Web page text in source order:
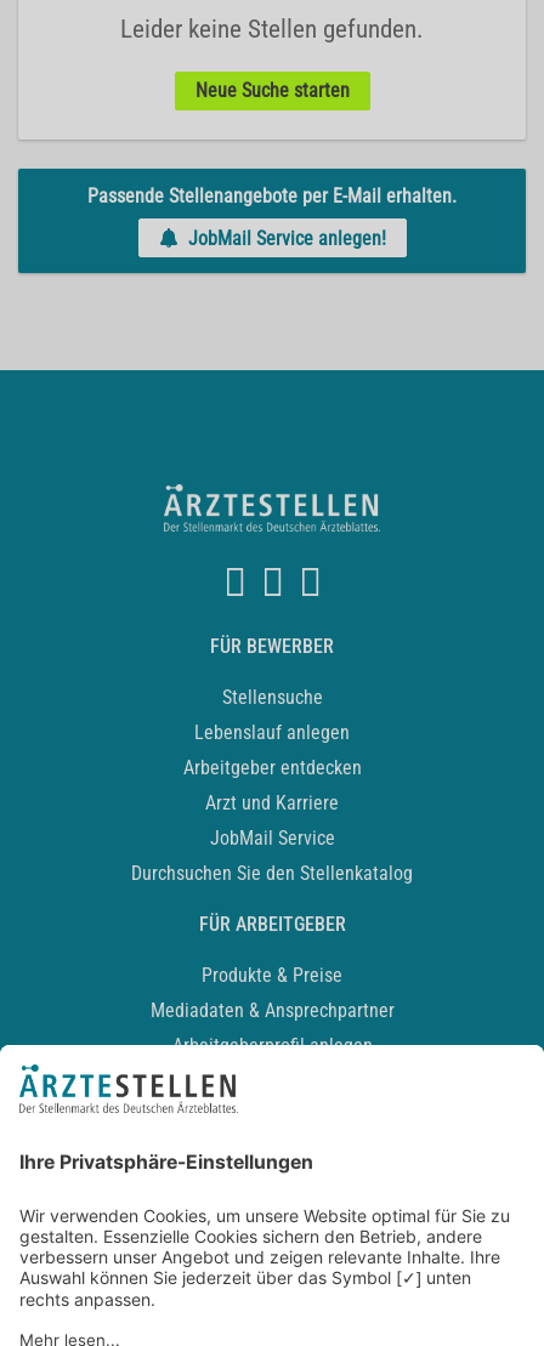
Leider keine Stellen gefunden.
Neue Suche starten
Passende Stellenangebote per E-Mail erhalten.
JobMail Service anlegen!
FÜR BEWERBER
Stellensuche
Lebenslauf anlegen
Arbeitgeber entdecken
Arzt und Karriere
JobMail Service
Durchsuchen Sie den Stellenkatalog
FÜR ARBEITGEBER
Produkte & Preise
Mediadaten & Ansprechpartner
Arbeitgeberprofil anlegen
Recruiting-Podcast
Kontakt
Datenschutz
Newsletter